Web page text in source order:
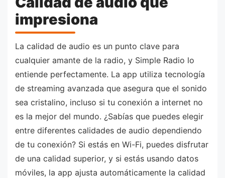
impresiona
La calidad de audio es un punto clave para
cualquier amante de la radio, y Simple Radio lo
entiende perfectamente. La app utiliza tecnología
de streaming avanzada que asegura que el sonido
sea cristalino, incluso si tu conexión a internet no
es la mejor del mundo. ¿Sabías que puedes elegir
entre diferentes calidades de audio dependiendo
de tu conexión? Si estás en Wi-Fi, puedes disfrutar
de una calidad superior, y si estás usando datos
móviles, la app ajusta automáticamente la calidad